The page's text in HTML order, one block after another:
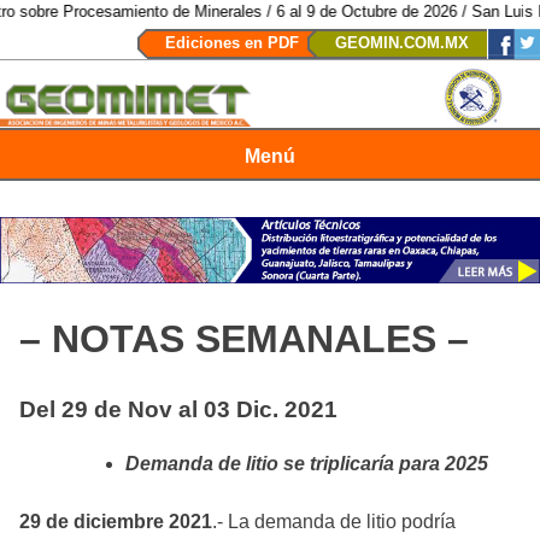
de Minerales / 6 al 9 de Octubre de 2026 / San Luis Potosí,
Ediciones en PDF
GEOMIN.COM.MX
Menú
– NOTAS SEMANALES –
Del 29 de Nov al 03 Dic. 2021
Demanda de litio se triplicaría para 2025
29 de diciembre 2021.- La demanda de litio podría